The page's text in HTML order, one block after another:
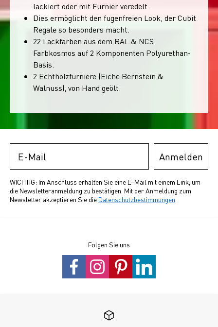
lackiert oder mit Furnier veredelt.
Dies ermöglicht den fugenfreien Look, der Cubit
Regale so besonders macht.
22 Lackfarben aus dem RAL & NCS
Farbkosmos auf 2 Komponenten Polyurethan-
Basis.
2 Echtholzfurniere (Eiche Bernstein &
Walnuss), von Hand geölt.
Anmelden
WICHTIG: Im Anschluss erhalten Sie eine E-Mail mit einem Link, um
die Newsletteranmeldung zu bestätigen. Mit der Anmeldung zum
Newsletter akzeptieren Sie die Datenschutzbestimmungen
Folgen Sie uns